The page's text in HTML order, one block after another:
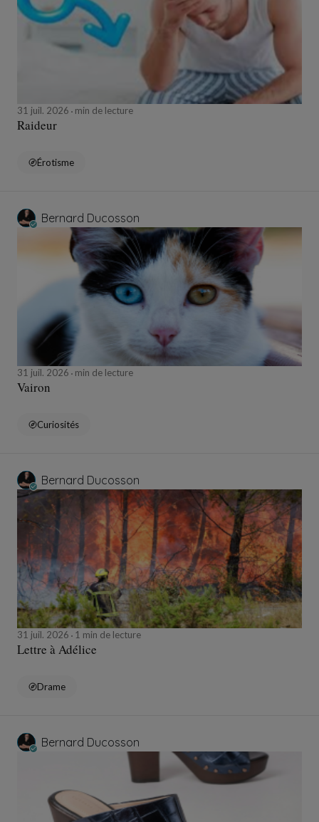
31 juil. 2026 min de lecture
Raideur
Érotisme
Bernard Ducosson
31 juil. 2026 min de lecture
Vairon
Curiosités
Bernard Ducosson
31 juil. 2026 1 min de lecture
Lettre à Adélice
Drame
Bernard Ducosson